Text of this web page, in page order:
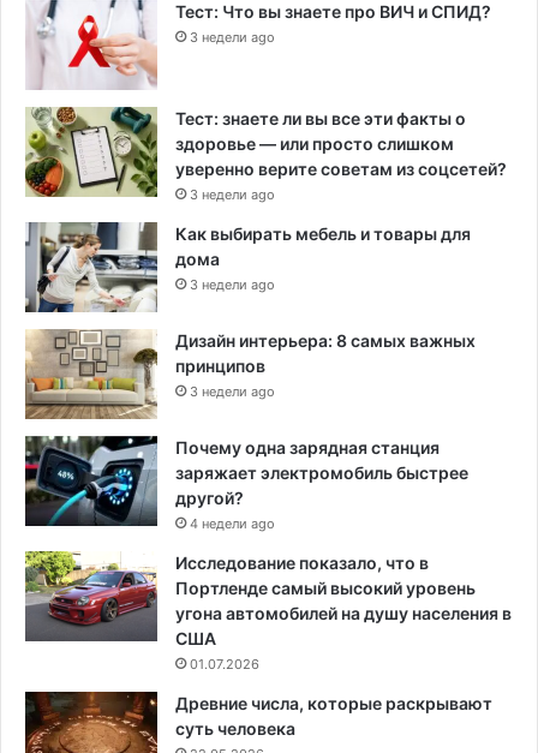
Тест: Что вы знаете про ВИЧ и СПИД?
3 недели ago
Тест: знаете ли вы все эти факты о
здоровье — или просто слишком
уверенно верите советам из соцсетей?
3 недели ago
Как выбирать мебель и товары для
дома
3 недели ago
Дизайн интерьера: 8 самых важных
принципов
3 недели ago
Почему одна зарядная станция
заряжает электромобиль быстрее
другой?
4 недели ago
Исследование показало, что в
Портленде самый высокий уровень
угона автомобилей на душу населения в
США
01.07.2026
Древние числа, которые раскрывают
суть человека